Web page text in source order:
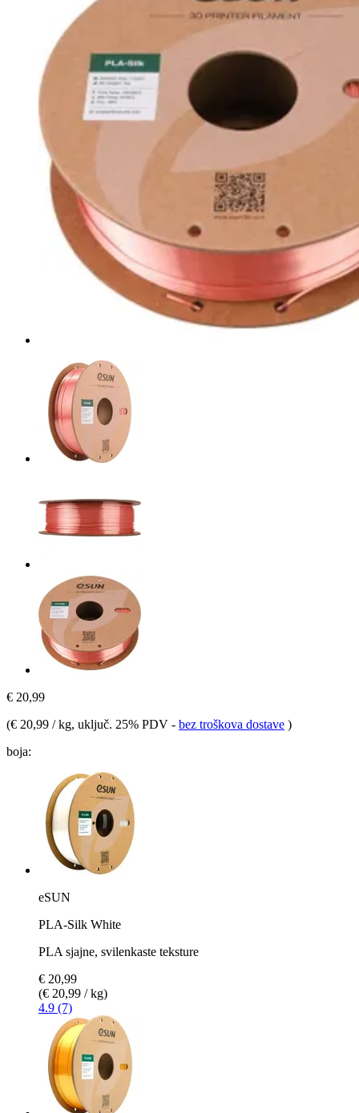
€ 20,99
(€ 20,99 / kg, uključ. 25% PDV - bez troškova dostave )
boja:
eSUN
PLA-Silk White
PLA sjajne, svilenkaste teksture
€ 20,99
(€ 20,99 / kg)
4.9 (7)